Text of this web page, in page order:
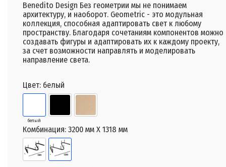
Benedito Design Без геометрии мы не понимаем
архитектуру, и наоборот. Geometric - это модульная
коллекция, способная адаптировать свет к любому
пространству. Благодаря сочетаниям компонентов можно
создавать фигуры и адаптировать их к каждому проекту,
за счет возможности направлять и моделировать
направление света.
Цвет: белый
белый
Комбинация: 3200 мм X 1318 мм